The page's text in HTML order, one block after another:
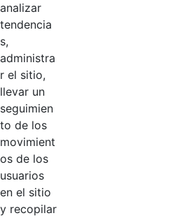
Logotipos
AÑADIR COMENTARIOS
analizar
tendencia
s,
administra
r el sitio,
llevar un
seguimien
to de los
movimient
os de los
usuarios
en el sitio
y recopilar